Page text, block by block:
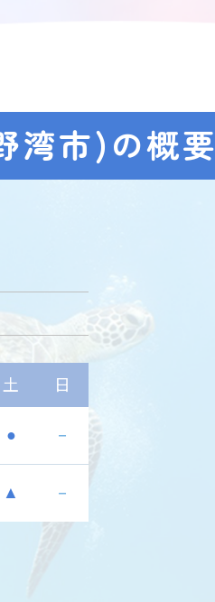
湾市)の概要
土 日
● －
▲ －